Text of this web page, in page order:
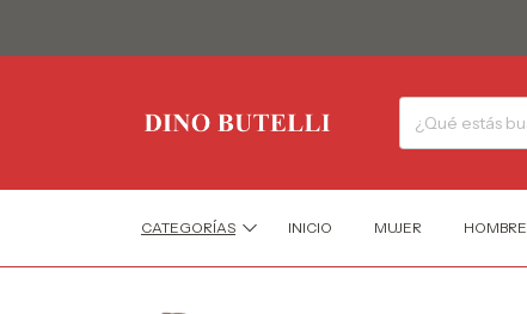
CATEGORÍAS INICIO MUJER HOMBRE